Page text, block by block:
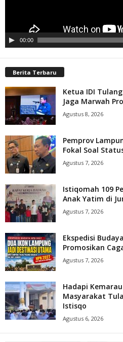
00:00
Berita Terbaru
Ketua IDI
Jaga Marwah
Agustus 8, 2026
Pemprov
Fokal Soal
Agustus 7, 2026
Istiqomah 109
Anak Yatim di
Agustus 7, 2026
Ekspedisi
Promosikan
Agustus 7, 2026
Hadapi
Masyarakat
Istisqo
Agustus 6, 2026